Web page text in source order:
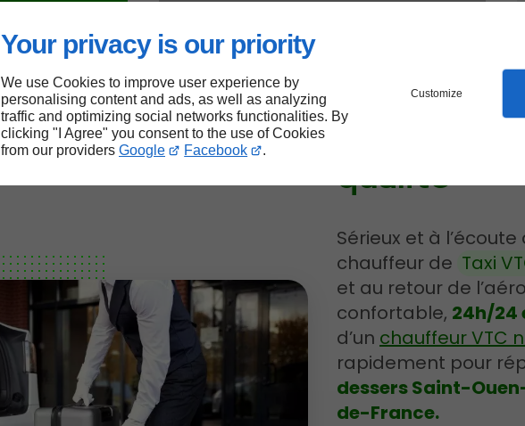
Your privacy is our priority
We use Cookies to improve user experience by
personalising content and ads, as well as analyzing
traffic and optimizing social networks functionalities. By
clicking "I Agree" you consent to the use of Cookies
from our providers Google Facebook .
Customize
Service de
qualité
Sérieux et à
chauffeur de Taxi
et au retour de
confortable, 24h/24
d’un chauffeur VTC
rapidement pour
dessers Saint-
de-France.